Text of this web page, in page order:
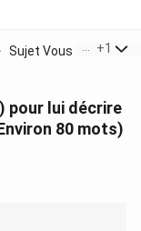
Sujet Vous Crivez Vo...
+1
pour lui décrire
80 mots)